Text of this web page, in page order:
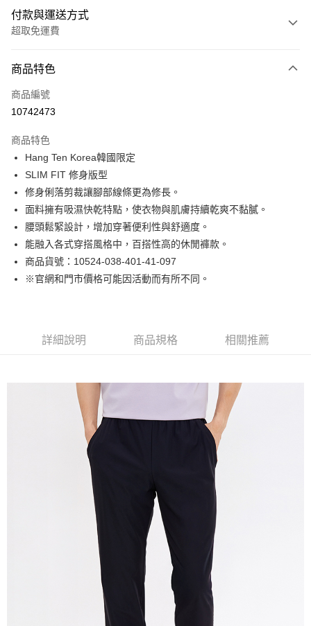
付款與運送方式
超取免運費
信用卡一次付款
LINE Pay
街口支付
悠遊付
Google Pay
貨到付款
運送方式
付款後7-11取貨
每筆NT$130，滿NT$1,000(含以上)免運費
商品特色
商品編號
10742473
商品特色
Hang Ten Korea韓國限定
SLIM FIT 修身版型
修身俐落剪裁讓腳部線條更為修長。
面料擁有吸濕快乾特點，使衣物與肌膚持續乾爽不黏膩。
腰頭鬆緊設計，增加穿著便利性與舒適度。
能融入各式穿搭風格中，百搭性高的休閒褲款。
商品貨號：10524-038-401-41-097
※官網和門市價格可能因活動而有所不同。
詳細說明 商品規格 相關推薦